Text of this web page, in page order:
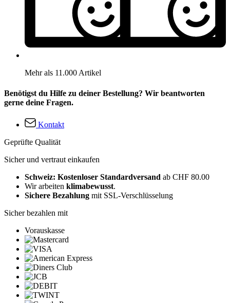
Mehr als 11.000 Artikel
Benötigst du Hilfe zu deiner Bestellung? Wir beantworten
gerne deine Fragen.
Kontakt
Geprüfte Qualität
Sicher und vertraut einkaufen
Schweiz: Kostenloser Standardversand ab CHF 80.00
Wir arbeiten klimabewusst.
Sichere Bezahlung mit SSL-Verschlüsselung
Sicher bezahlen mit
Vorauskasse